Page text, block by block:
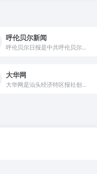
呼伦贝尔新闻
呼伦贝尔日报是中共呼伦贝尔...
大华网
大华网是汕头经济特区报社创...